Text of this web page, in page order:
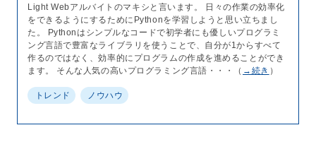
Light Webアルバイトのマキシと言います。 日々の作業の効率化
をできるようにするためにPythonを学習しようと思い立ちまし
た。 Pythonはシンプルなコードで初学者にも優しいプログラミ
ング言語で豊富なライブラリを使うことで、自分が1からすべて
作るのではなく、効率的にプログラムの作成を進めることができ
ます。 そんな人気の高いプログラミング言語・・・（ →続き ）
トレンド ノウハウ